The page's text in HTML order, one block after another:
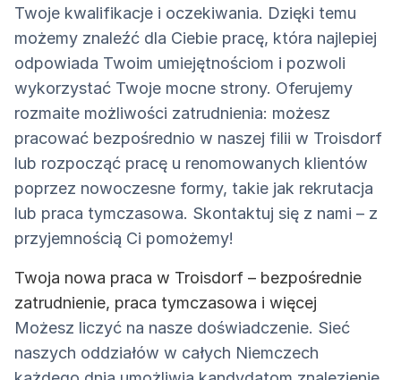
Twoje kwalifikacje i oczekiwania. Dzięki temu
możemy znaleźć dla Ciebie pracę, która najlepiej
odpowiada Twoim umiejętnościom i pozwoli
wykorzystać Twoje mocne strony. Oferujemy
rozmaite możliwości zatrudnienia: możesz
pracować bezpośrednio w naszej filii w Troisdorf
lub rozpocząć pracę u renomowanych klientów
poprzez nowoczesne formy, takie jak rekrutacja
lub praca tymczasowa. Skontaktuj się z nami – z
przyjemnością Ci pomożemy!
Twoja nowa praca w Troisdorf – bezpośrednie
zatrudnienie, praca tymczasowa i więcej
Możesz liczyć na nasze doświadczenie. Sieć
naszych oddziałów w całych Niemczech